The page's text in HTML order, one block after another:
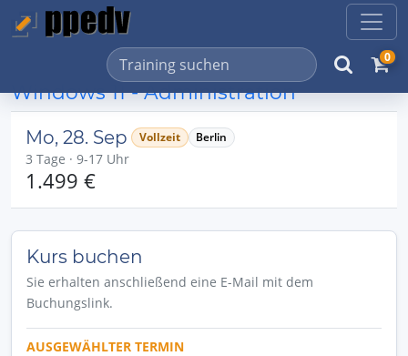
0
Windows 11 - Administration
Mo, 28. Sep Vollzeit Berlin
3 Tage · 9-17 Uhr
1.499 €
Kurs buchen
Sie erhalten anschließend eine E-Mail mit dem
Buchungslink.
AUSGEWÄHLTER TERMIN